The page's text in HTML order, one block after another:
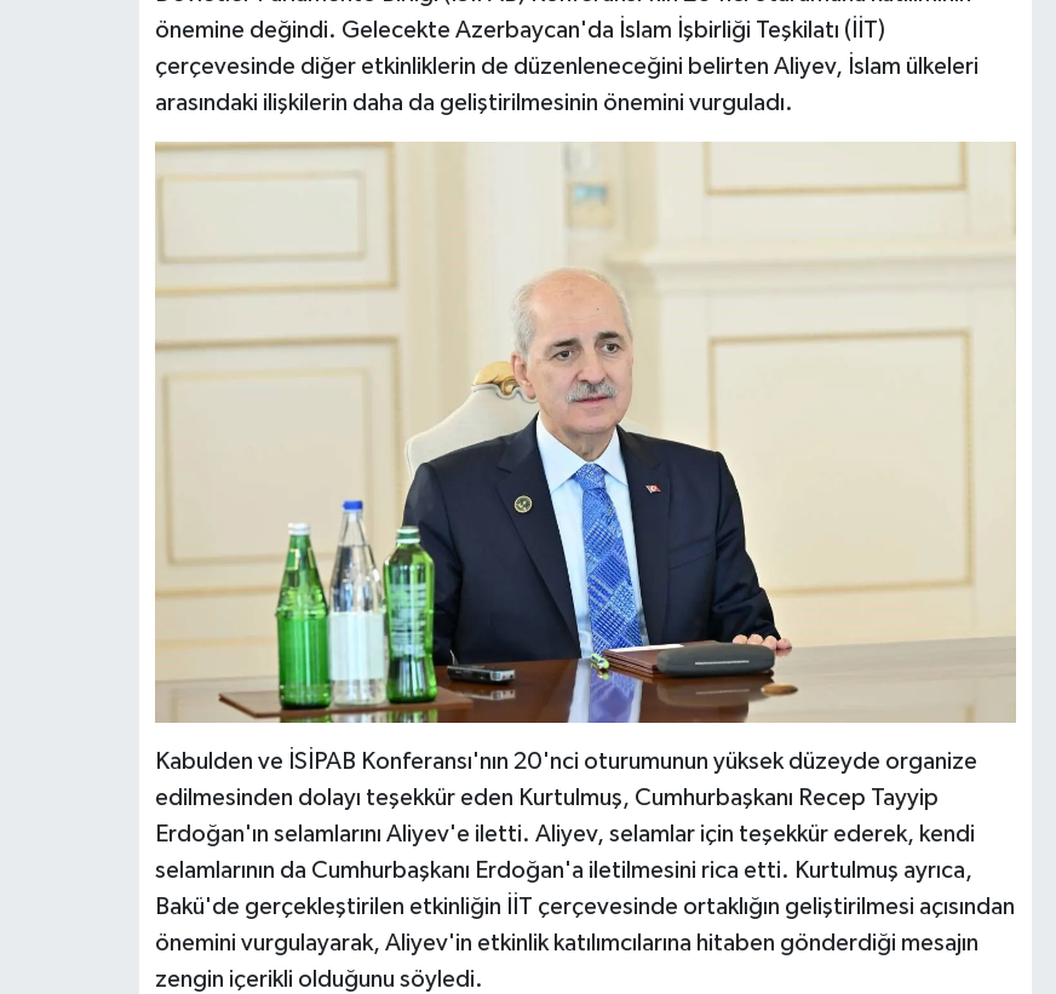
önemine değindi. Gelecekte Azerbaycan'da İslam İşbirliği Teşkilatı (İİT)
çerçevesinde diğer etkinliklerin de düzenleneceğini belirten Aliyev, İslam ülkeleri
arasındaki ilişkilerin daha da geliştirilmesinin önemini vurguladı.
Kabulden ve İSİPAB Konferansı'nın 20'nci oturumunun yüksek düzeyde organize
edilmesinden dolayı teşekkür eden Kurtulmuş, Cumhurbaşkanı Recep Tayyip
Erdoğan'ın selamlarını Aliyev'e iletti. Aliyev, selamlar için teşekkür ederek, kendi
selamlarının da Cumhurbaşkanı Erdoğan'a iletilmesini rica etti. Kurtulmuş ayrıca,
Bakü'de gerçekleştirilen etkinliğin İİT çerçevesinde ortaklığın geliştirilmesi açısından
önemini vurgulayarak, Aliyev'in etkinlik katılımcılarına hitaben gönderdiği mesajın
zengin içerikli olduğunu söyledi.
Yaşam-Çevre